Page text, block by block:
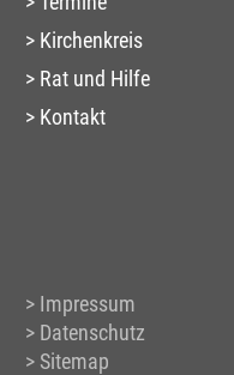
Kirchenkreis
Rat und Hilfe
Kontakt
Impressum
Datenschutz
Sitemap